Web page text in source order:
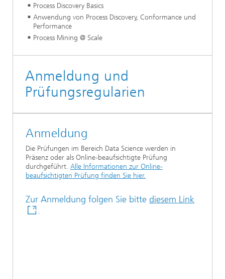
Process Discovery Basics
Anwendung von Process Discovery, Conformance und
Performance
Process Mining @ Scale
Anmeldung und
Prüfungsregularien
Anmeldung
Die Prüfungen im Bereich Data Science werden in
Präsenz oder als Online-beaufsichtigte Prüfung
durchgeführt. Alle Informationen zur Online-
beaufsichtigten Prüfung finden Sie hier.
Zur Anmeldung folgen Sie bitte diesem Link
.